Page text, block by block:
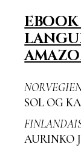
SOL OG
AURINKO